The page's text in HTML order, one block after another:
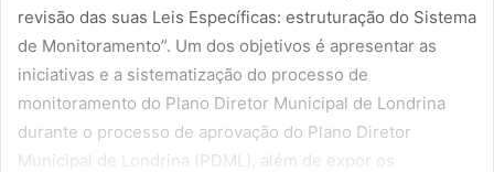
revisão das suas Leis Específicas: estruturação do Sistema
de Monitoramento”. Um dos objetivos é apresentar as
iniciativas e a sistematização do processo de
monitoramento do Plano Diretor Municipal de Londrina
durante o processo de aprovação do Plano Diretor
Municipal de Londrina (PDML), além de expor os